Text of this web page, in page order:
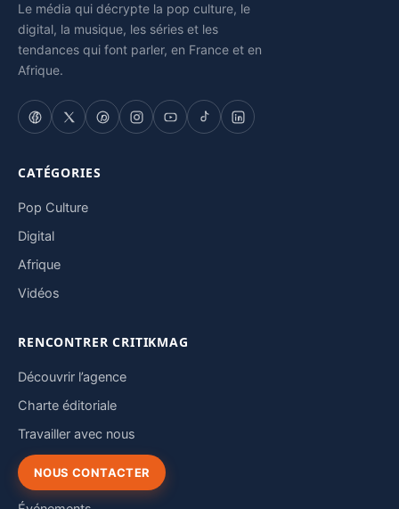
Le média qui décrypte la pop culture, le
digital, la musique, les séries et les
tendances qui font parler, en France et en
Afrique.
CATÉGORIES
Pop Culture
Digital
Afrique
Vidéos
RENCONTRER CRITIKMAG
Découvrir l’agence
Charte éditoriale
Travailler avec nous
NOUS CONTACTER